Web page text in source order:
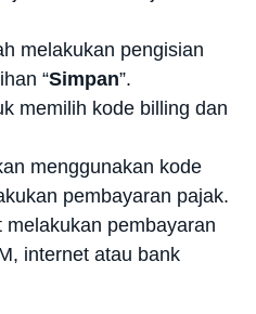
melakukan pengisian
“Simpan”.
memilih kode billing dan
menggunakan kode
pembayaran pajak.
melakukan pembayaran
internet atau bank